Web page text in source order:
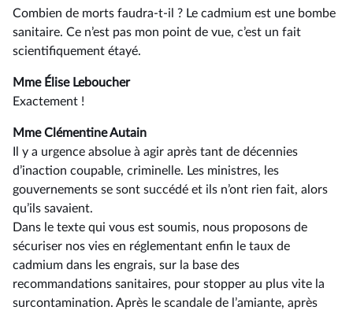
Combien de morts faudra-t-il ? Le cadmium est une bombe
sanitaire. Ce n’est pas mon point de vue, c’est un fait
scientifiquement étayé.
Mme Élise Leboucher
Exactement !
Mme Clémentine Autain
Il y a urgence absolue à agir après tant de décennies
d’inaction coupable, criminelle. Les ministres, les
gouvernements se sont succédé et ils n’ont rien fait, alors
qu’ils savaient.
Dans le texte qui vous est soumis, nous proposons de
sécuriser nos vies en réglementant enfin le taux de
cadmium dans les engrais, sur la base des
recommandations sanitaires, pour stopper au plus vite la
surcontamination. Après le scandale de l’amiante, après